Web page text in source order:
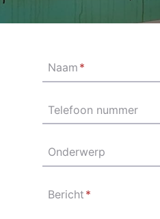
Naam *
Telefoon nummer
Onderwerp
Bericht *